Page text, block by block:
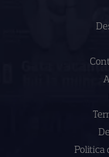
Politica